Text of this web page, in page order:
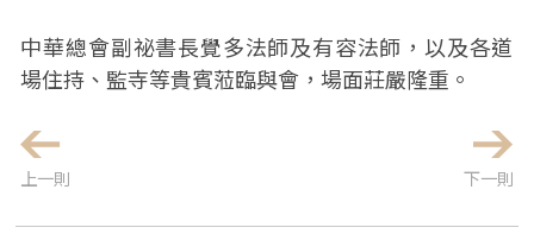
中華總會副祕書長覺多法師及有容法師，以及各道
場住持、監寺等貴賓蒞臨與會，場面莊嚴隆重。
上一則 下一則